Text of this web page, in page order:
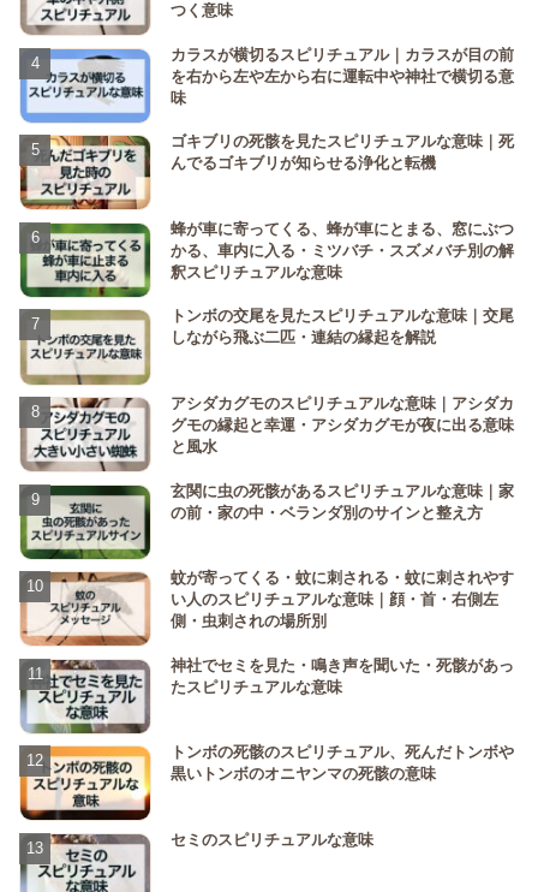
つく意味
カラスが横切るスピリチュアル｜カラスが目の前
を右から左や左から右に運転中や神社で横切る意
味
ゴキブリの死骸を見たスピリチュアルな意味｜死
んでるゴキブリが知らせる浄化と転機
蜂が車に寄ってくる、蜂が車にとまる、窓にぶつ
かる、車内に入る・ミツバチ・スズメバチ別の解
釈スピリチュアルな意味
トンボの交尾を見たスピリチュアルな意味｜交尾
しながら飛ぶ二匹・連結の縁起を解説
アシダカグモのスピリチュアルな意味｜アシダカ
グモの縁起と幸運・アシダカグモが夜に出る意味
と風水
玄関に虫の死骸があるスピリチュアルな意味｜家
の前・家の中・ベランダ別のサインと整え方
蚊が寄ってくる・蚊に刺される・蚊に刺されやす
い人のスピリチュアルな意味｜顔・首・右側左
側・虫刺されの場所別
神社でセミを見た・鳴き声を聞いた・死骸があっ
たスピリチュアルな意味
トンボの死骸のスピリチュアル、死んだトンボや
黒いトンボのオニヤンマの死骸の意味
セミのスピリチュアルな意味